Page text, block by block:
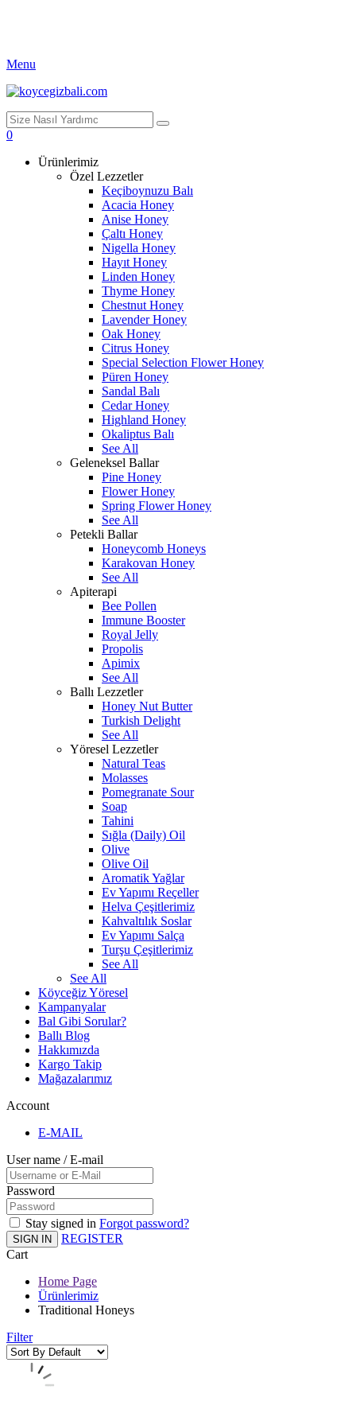
Menu
0
Ürünlerimiz
Özel Lezzetler
Keçiboynuzu Balı
Acacia Honey
Anise Honey
Çaltı Honey
Nigella Honey
Hayıt Honey
Linden Honey
Thyme Honey
Chestnut Honey
Lavender Honey
Oak Honey
Citrus Honey
Special Selection Flower Honey
Püren Honey
Sandal Balı
Cedar Honey
Highland Honey
Okaliptus Balı
See All
Geleneksel Ballar
Pine Honey
Flower Honey
Spring Flower Honey
See All
Petekli Ballar
Honeycomb Honeys
Karakovan Honey
See All
Apiterapi
Bee Pollen
Immune Booster
Royal Jelly
Propolis
Apimix
See All
Ballı Lezzetler
Honey Nut Butter
Turkish Delight
See All
Yöresel Lezzetler
Natural Teas
Molasses
Pomegranate Sour
Soap
Tahini
Sığla (Daily) Oil
Olive
Olive Oil
Aromatik Yağlar
Ev Yapımı Reçeller
Helva Çeşitlerimiz
Kahvaltılık Soslar
Ev Yapımı Salça
Turşu Çeşitlerimiz
See All
See All
Köyceğiz Yöresel
Kampanyalar
Bal Gibi Sorular?
Ballı Blog
Hakkımızda
Kargo Takip
Mağazalarımız
Account
E-MAIL
User name / E-mail
Password
Stay signed in Forgot password?
SIGN IN
REGISTER
Cart
Home Page
Ürünlerimiz
Traditional Honeys
Filter